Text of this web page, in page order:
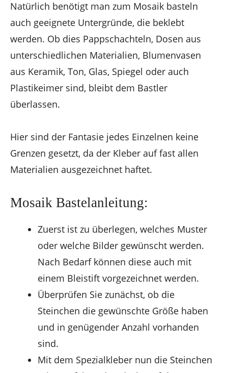
Natürlich benötigt man zum Mosaik basteln
auch geeignete Untergründe, die beklebt
werden. Ob dies Pappschachteln, Dosen aus
unterschiedlichen Materialien, Blumenvasen
aus Keramik, Ton, Glas, Spiegel oder auch
Plastikeimer sind, bleibt dem Bastler
überlassen.
Hier sind der Fantasie jedes Einzelnen keine
Grenzen gesetzt, da der Kleber auf fast allen
Materialien ausgezeichnet haftet.
Mosaik Bastelanleitung:
Zuerst ist zu überlegen, welches Muster
oder welche Bilder gewünscht werden.
Nach Bedarf können diese auch mit
einem Bleistift vorgezeichnet werden.
Überprüfen Sie zunächst, ob die
Steinchen die gewünschte Größe haben
und in genügender Anzahl vorhanden
sind.
Mit dem Spezialkleber nun die Steinchen